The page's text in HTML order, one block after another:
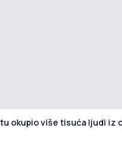
okupio više tisuća ljudi iz